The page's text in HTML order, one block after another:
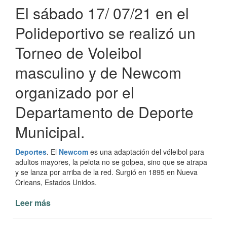
Gran
Corrientes
El sábado 17/ 07/21 en el
Polideportivo se realizó un
Torneo de Voleibol
masculino y de Newcom
organizado por el
Departamento de Deporte
Municipal.
Deportes. El Newcom es una adaptación del vóleibol para
adultos mayores, la pelota no se golpea, sino que se atrapa
y se lanza por arriba de la red. Surgió en 1895 en Nueva
Orleans, Estados Unidos.
Leer más